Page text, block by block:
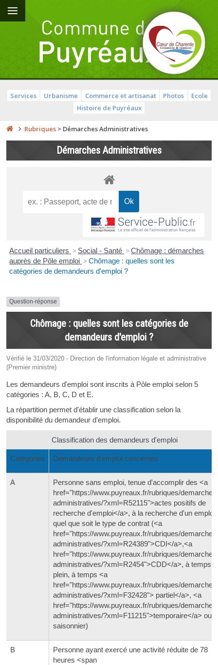
Services Urbanisme Commerce et artisanat Photos
Ecole
Histoire de Puyréaux
Rubriques > Démarches Administratives
Démarches Administratives
Accueil particuliers > Social - Santé > Chômage : démarches
auprès de Pôle emploi > Chômage : quelles sont les
catégories de demandeurs d'emploi ?
Question-réponse
Chômage : quelles sont les catégories de
demandeurs d'emploi ?
Vérifié le 31/03/2020 - Direction de l'information légale et administrative
(Premier ministre)
Les demandeurs d'emploi sont inscrits à Pôle emploi selon 5
catégories : A, B, C, D et E.
La répartition permet d'établir une classification selon la
disponibilité du demandeur d'emploi.
Classification des demandeurs d'emploi
Catégories Demandeurs d'emploi concernés
A
Personne sans emploi, tenue d'accomplir des <a
href="https://www.puyreaux.fr/rubriques/
administratives/?xml=R52115">actes positifs de
recherche d'emploi</a>, à la recherche d'un emploi
quel que soit le type de contrat (<a
href="https://www.puyreaux.fr/rubriques/
administratives/?xml=R24389">CDI</a>,<a
href="https://www.puyreaux.fr/rubriques/
administratives/?xml=R2454">CDD</a>, à temps
plein, à temps <a
href="https://www.puyreaux.fr/rubriques/
administratives/?xml=F32428"> partiel</a>, <a
href="https://www.puyreaux.fr/rubriques/
administratives/?xml=F11215">temporaire</a> ou
saisonnier)
B
Personne ayant exercé une activité réduite de 78
heures <span